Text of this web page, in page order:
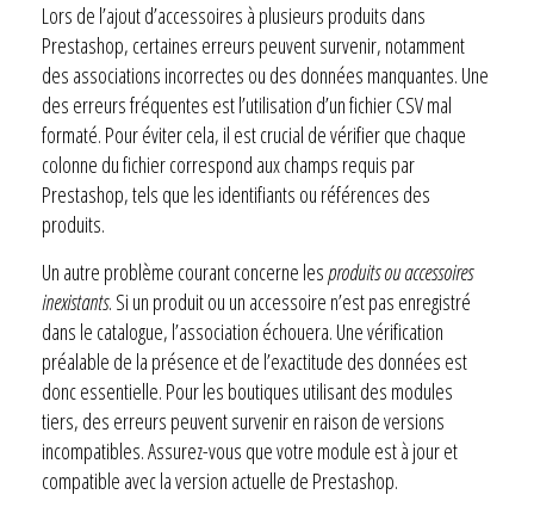
Lors de l’ajout d’accessoires à plusieurs produits dans
Prestashop, certaines erreurs peuvent survenir, notamment
des associations incorrectes ou des données manquantes. Une
des erreurs fréquentes est l’utilisation d’un fichier CSV mal
formaté. Pour éviter cela, il est crucial de vérifier que chaque
colonne du fichier correspond aux champs requis par
Prestashop, tels que les identifiants ou références des
produits.
Un autre problème courant concerne lesproduits ou accessoires
inexistants. Si un produit ou un accessoire n’est pas enregistré
dans le catalogue, l’association échouera. Une vérification
préalable de la présence et de l’exactitude des données est
donc essentielle. Pour les boutiques utilisant des modules
tiers, des erreurs peuvent survenir en raison de versions
incompatibles. Assurez-vous que votre module est à jour et
compatible avec la version actuelle de Prestashop.